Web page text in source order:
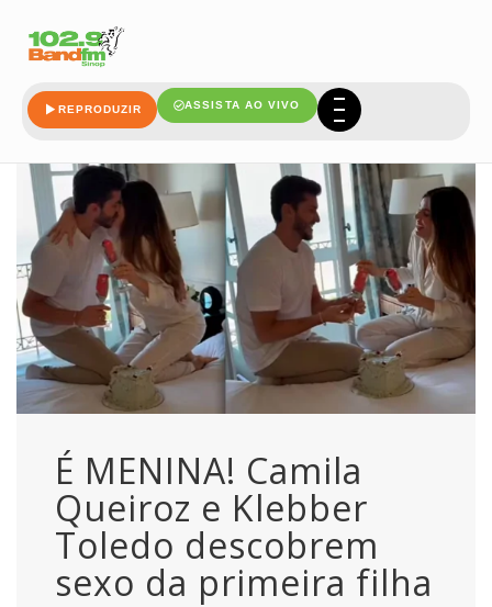
REPRODUZIR ASSISTA AO VIVO
klebber
É MENINA! Camila
Queiroz e Klebber
Toledo descobrem
sexo da primeira filha